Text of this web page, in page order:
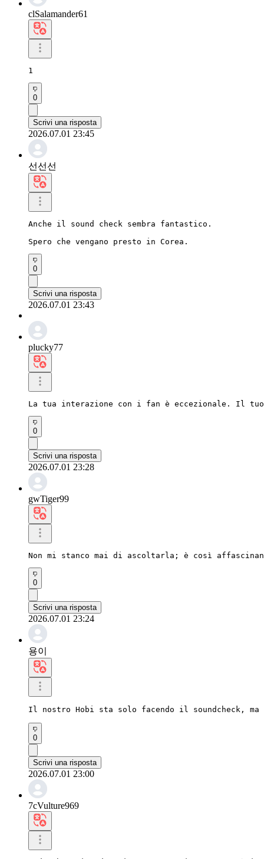
clSalamander61
1
0
Scrivi una risposta
2026.07.01 23:45
선선선
Anche il sound check sembra fantastico.
Spero che vengano presto in Corea.
0
Scrivi una risposta
2026.07.01 23:43
plucky77
La tua interazione con i fan è eccezionale. Il
0
Scrivi una risposta
2026.07.01 23:28
gwTiger99
Non mi stanco mai di ascoltarla; è così
0
Scrivi una risposta
2026.07.01 23:24
용이
Il nostro Hobi sta solo facendo il soundcheck,
0
Scrivi una risposta
2026.07.01 23:00
7cVulture969